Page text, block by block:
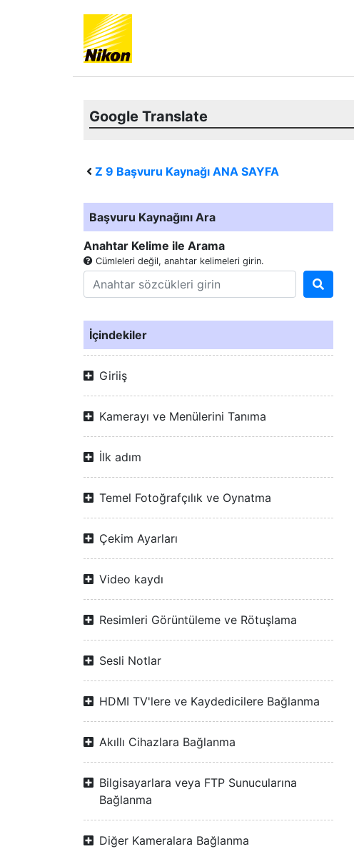
Google Translate
Z 9 Başvuru Kaynağı ANA SAYFA
Başvuru Kaynağını Ara
Anahtar Kelime ile Arama
Cümleleri değil, anahtar kelimeleri girin.
İçindekiler
Giriiş
Kamerayı ve Menülerini Tanıma
İlk adım
Temel Fotoğrafçılık ve Oynatma
Çekim Ayarları
Video kaydı
Resimleri Görüntüleme ve Rötuşlama
Sesli Notlar
HDMI TV'lere ve Kaydedicilere Bağlanma
Akıllı Cihazlara Bağlanma
Bilgisayarlara veya FTP Sunucularına
Bağlanma
Diğer Kameralara Bağlanma